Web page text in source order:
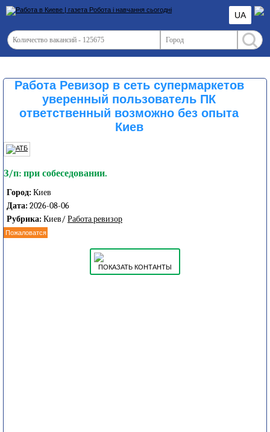
UA
Работа Ревизор в сеть супермаркетов
уверенный пользователь ПК
ответственный возможно без опыта
Киев
З/п: при собеседовании.
Город: Киев
Дата: 2026-08-06
Рубрика: Киев/ Работа ревизор
Пожаловатся
ПОКАЗАТЬ КОНТАНТЫ